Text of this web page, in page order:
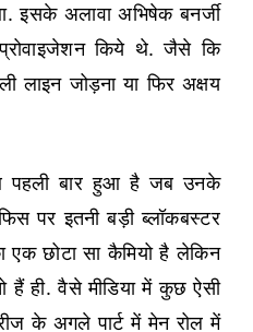
इसके अलावा अभिषेक बनर्जी
किये थे. जैसे कि
लाइन जोड़ना या फिर अक्षय
पहली बार हुआ है जब उनके
पर इतनी बड़ी ब्लॉकबस्टर
एक छोटा सा कैमियो है लेकिन
हैं ही. वैसे मीडिया में कुछ ऐसी
के अगले पार्ट में मेन रोल में